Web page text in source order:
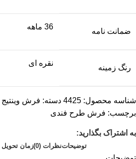
ضمانت نامه
36 ماهه
رنگ زمینه
نقره ای
شناسه محصول: 4425 دسته: فرش وینتیج 700 شانه
برچسب: فرش طرح فندی
به اشتراک بگذارید:
توضیحاتنظرات (0) زمان